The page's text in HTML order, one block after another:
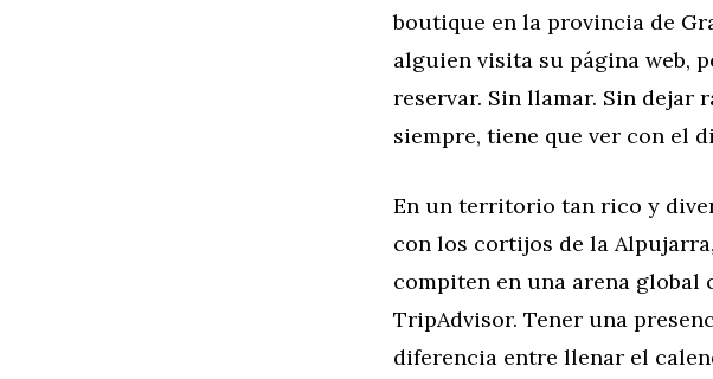
boutique en la provincia de
alguien visita su página web,
reservar. Sin llamar. Sin dejar
siempre, tiene que ver con el
En un territorio tan rico y
con los cortijos de la
compiten en una arena global
TripAdvisor. Tener una
diferencia entre llenar el